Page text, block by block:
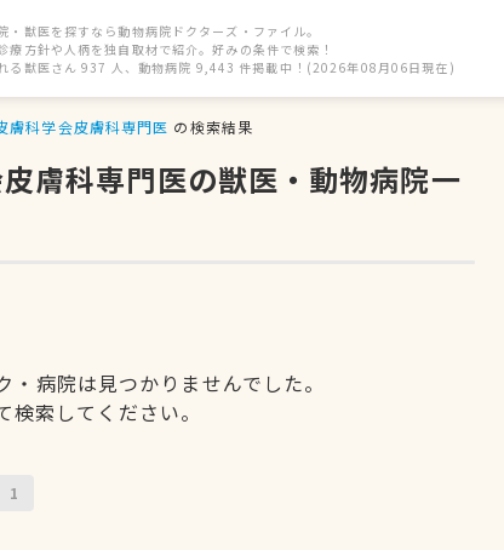
・獣医を探すなら動物病院ドクターズ・ファイル。
療方針や人柄を独自取材で紹介。好みの条件で検索！
る獣医さん 937 人、動物病院 9,443 件掲載中！(2026年08月06日現在)
膚科学会皮膚科専門医 の検索結果
膚科専門医の獣医・動物病院一
病院は見つかりませんでした。
索してください。
1